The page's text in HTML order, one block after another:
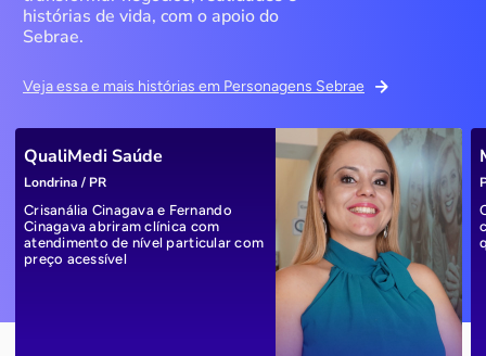
histórias de vida, com o apoio do
Sebrae.
Veja essa e mais histórias em Personagens Sebrae
QualiMedi Saúde
Londrina / PR
Crisanália Cinagava e Fernando
Cinagava abriram clínica com
atendimento de nível particular com
preço acessível